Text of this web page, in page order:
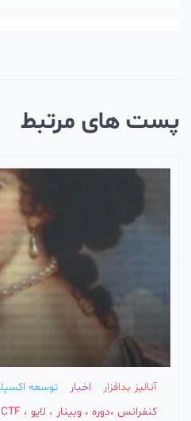
های مرتبط
آنالیز بدافزار اخبار توسعه اکسپلویت
کنفرانس ،دوره ، وبینار ، لایو ، CTF